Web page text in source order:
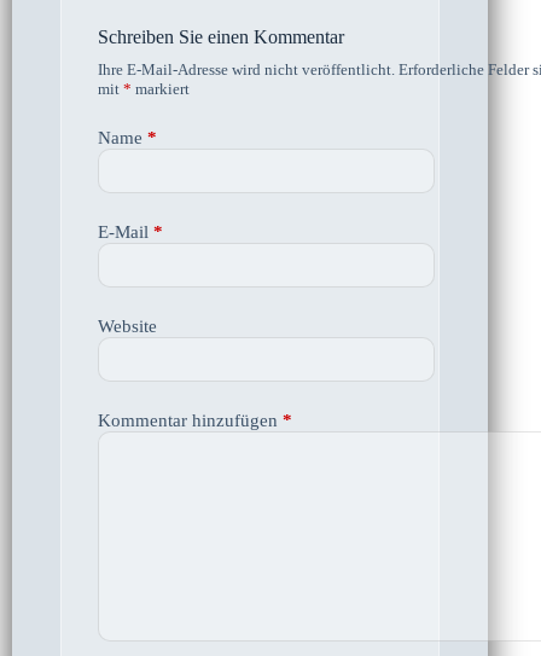
Schreiben Sie einen Kommentar
Ihre E-Mail-Adresse wird nicht veröffentlicht. Erforderliche Felder
mit * markiert
Name *
E-Mail *
Website
Kommentar hinzufügen *